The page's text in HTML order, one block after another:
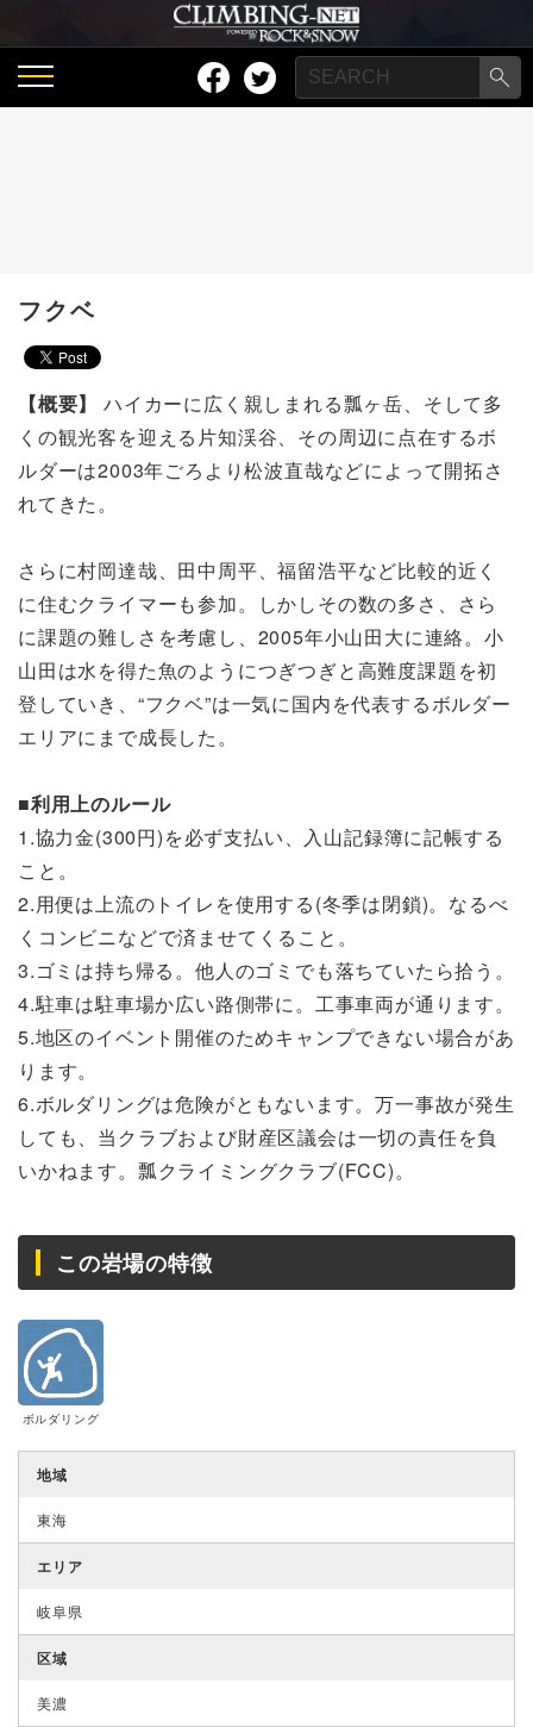
フクベ
【概要】 ハイカーに広く親しまれる瓢ヶ岳、そして多
くの観光客を迎える片知渓谷、その周辺に点在するボ
ルダーは2003年ごろより松波直哉などによって開拓さ
れてきた。
さらに村岡達哉、田中周平、福留浩平など比較的近く
に住むクライマーも参加。しかしその数の多さ、さら
に課題の難しさを考慮し、2005年小山田大に連絡。小
山田は水を得た魚のようにつぎつぎと高難度課題を初
登していき、“フクベ”は一気に国内を代表するボルダー
エリアにまで成長した。
■利用上のルール
1.協力金(300円)を必ず支払い、入山記録簿に記帳する
こと。
2.用便は上流のトイレを使用する(冬季は閉鎖)。なるべ
くコンビニなどで済ませてくること。
3.ゴミは持ち帰る。他人のゴミでも落ちていたら拾う。
4.駐車は駐車場か広い路側帯に。工事車両が通ります。
5.地区のイベント開催のためキャンプできない場合があ
ります。
6.ボルダリングは危険がともないます。万一事故が発生
しても、当クラブおよび財産区議会は一切の責任を負
いかねます。瓢クライミングクラブ(FCC)。
この岩場の特徴
ボルダリング
地域
東海
エリア
岐阜県
区域
美濃